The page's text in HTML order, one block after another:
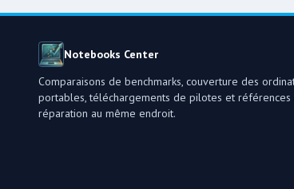
Notebooks Center
Comparaisons de benchmarks, couverture des
portables, téléchargements de pilotes et références
réparation au même endroit.